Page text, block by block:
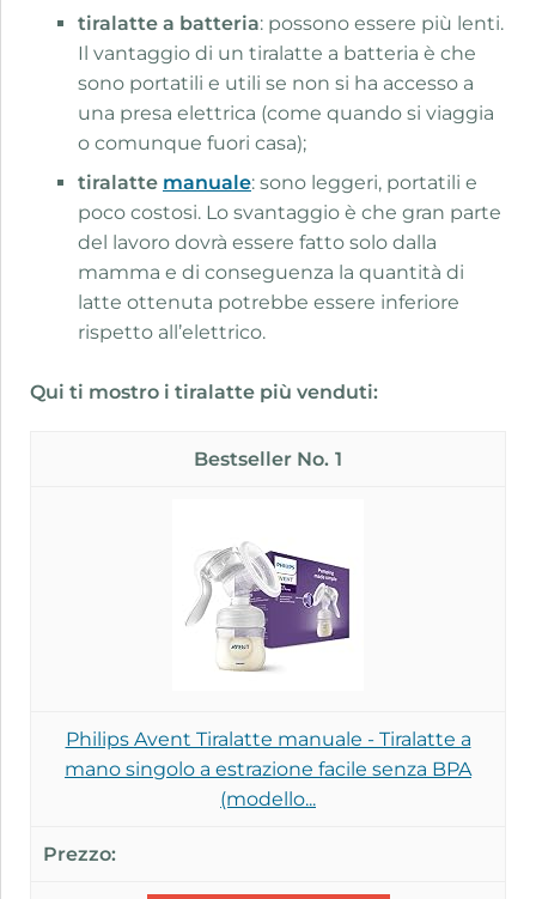
tiralatte a batteria: possono essere più lenti.
Il vantaggio di un tiralatte a batteria è che
sono portatili e utili se non si ha accesso a
una presa elettrica (come quando si viaggia
o comunque fuori casa);
tiralatte manuale: sono leggeri, portatili e
poco costosi. Lo svantaggio è che gran parte
del lavoro dovrà essere fatto solo dalla
mamma e di conseguenza la quantità di
latte ottenuta potrebbe essere inferiore
rispetto all’elettrico.
Qui ti mostro i tiralatte più venduti:
1
Philips Avent Tiralatte manuale - Tiralatte a
mano singolo a estrazione facile senza BPA
(modello...